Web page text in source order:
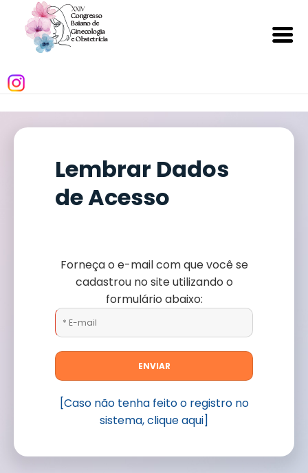
Sobre o evento
Convidados
Expositores
Trabalhos
Fale Conosco
Lembrar Dados
de Acesso
Forneça o e-mailcom que você se
cadastrou no site utilizando o
formulário abaixo:
[Caso não tenha feito o registro no
sistema, clique aqui]